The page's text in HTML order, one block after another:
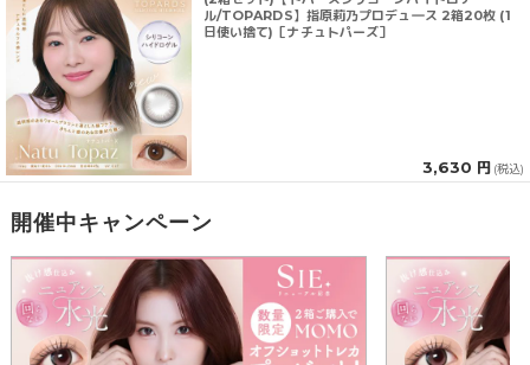
ル/TOPARDS】指原莉乃プロデュ―ス 2箱20枚 (1
日使い捨て)［ナチュトパーズ］
3,630 円 (税込)
開催中キャンペーン